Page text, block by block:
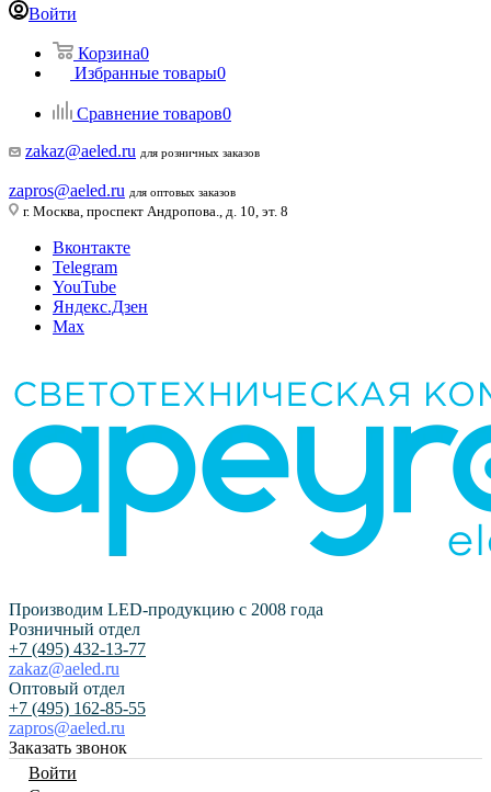
Войти
Корзина0
Избранные товары0
Сравнение товаров0
zakaz@aeled.ru для розничных заказов
zapros@aeled.ru для оптовых заказов
г. Москва, проспект Андропова., д. 10, эт. 8
Вконтакте
Telegram
YouTube
Яндекс.Дзен
Max
Производим LED-продукцию с 2008 года
Розничный отдел
+7 (495) 432-13-77
zakaz@aeled.ru
Оптовый отдел
+7 (495) 162-85-55
zapros@aeled.ru
Заказать звонок
Войти